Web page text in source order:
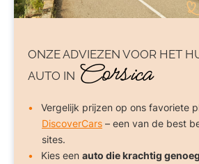
ONZE ADVIEZEN VOOR HET
AUTO IN Corsica
Vergelijk prijzen op ons favoriete
DiscoverCars – een van de best
sites.
Kies een auto die krachtig genoeg